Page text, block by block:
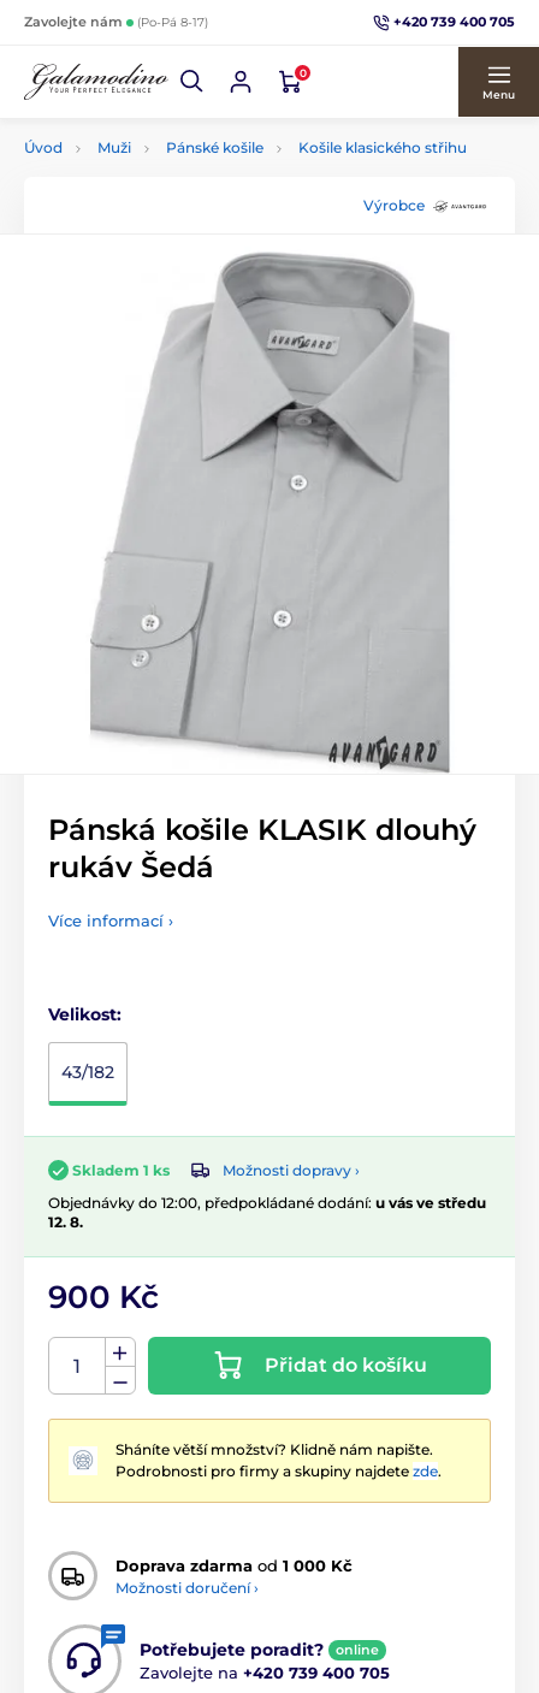
Zavolejte nám (Po-Pá 8-17) +420 739 400 705
0
Menu
Úvod Muži Pánské košile Košile klasického střihu
Výrobce
Pánská košile KLASIK dlouhý
rukáv Šedá
Více informací ›
Velikost:
43/182
Skladem 1 ks
Možnosti dopravy ›
Objednávky do 12:00, předpokládané dodání: u vás ve středu
12. 8.
900 Kč
Přidat do košíku
Sháníte větší množství? Klidně nám napište.
Podrobnosti pro firmy a skupiny najdete zde.
Doprava zdarma od 1 000 Kč
Možnosti doručení ›
Potřebujete poradit? online
Zavolejte na +420 739 400 705